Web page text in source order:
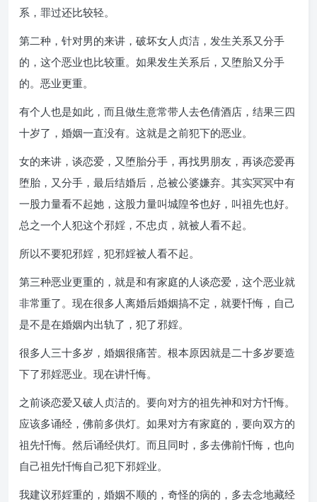
系，罪过还比较轻。
第二种，针对男的来讲，破坏女人贞洁，发生关系又分手
的，这个恶业也比较重。如果发生关系后，又堕胎又分手
的。恶业更重。
有个人也是如此，而且做生意常带人去色倩酒店，结果三四
十岁了，婚姻一直没有。这就是之前犯下的恶业。
女的来讲，谈恋爱，又堕胎分手，再找男朋友，再谈恋爱再
堕胎，又分手，最后结婚后，总被公婆嫌弃。其实冥冥中有
一股力量看不起她，这股力量叫城隍爷也好，叫祖先也好。
总之一个人犯这个邪婬，不忠贞，就被人看不起。
所以不要犯邪婬，犯邪婬被人看不起。
第三种恶业更重的，就是和有家庭的人谈恋爱，这个恶业就
非常重了。现在很多人离婚后婚姻搞不定，就要忏悔，自己
是不是在婚姻内出轨了，犯了邪婬。
很多人三十多岁，婚姻很痛苦。根本原因就是二十多岁要造
下了邪婬恶业。现在讲忏悔。
之前谈恋爱又破人贞洁的。要向对方的祖先神和对方忏悔。
应该多诵经，佛前多供灯。如果对方有家庭的，要向双方的
祖先忏悔。然后诵经供灯。而且同时，多去佛前忏悔，也向
自己祖先忏悔自己犯下邪婬业。
我建议邪婬重的，婚姻不顺的，奇怪的病的，多去念地藏经